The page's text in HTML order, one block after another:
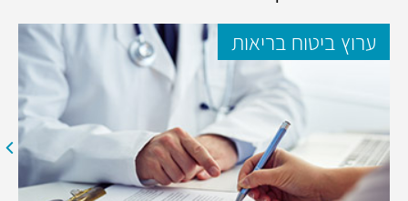
ערוץ ביטוח בריאות